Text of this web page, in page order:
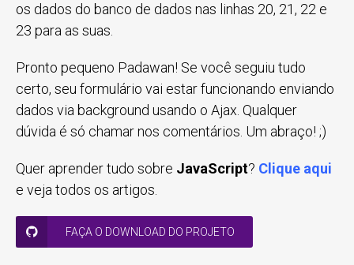
os dados do banco de dados nas linhas 20, 21, 22 e
23 para as suas.
Pronto pequeno Padawan! Se você seguiu tudo
certo, seu formulário vai estar funcionando enviando
dados via background usando o Ajax. Qualquer
dúvida é só chamar nos comentários. Um abraço! ;)
Quer aprender tudo sobre JavaScript? Clique aqui
e veja todos os artigos.
FAÇA O DOWNLOAD DO PROJETO